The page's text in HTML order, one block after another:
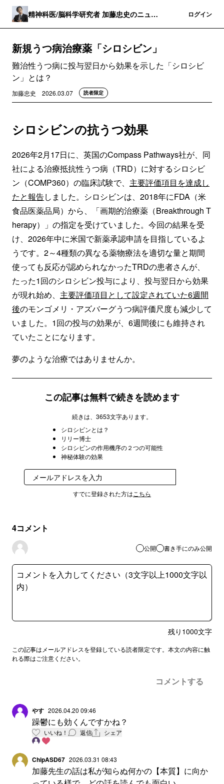
精神科医/脳科学研究者 加藤忠史のニュー
ログイン
新規うつ病治療薬「シロシビン」
難治性うつ病に投与翌日から効果を示した「シロシビ
ン」とは？
加藤忠史 2026.03.07 読者限定
シロシビンの抗うつ効果
2026年2月17日に、英国のCompass Pathways社が、同
社による治療抵抗性うつ病（TRD）に対するシロシビ
ン（COMP360）の臨床試験で、 主要評価項目を達成し
たと報告しました。シロシビンは、2018年にFDA（米
食品医薬品局）から、「画期的治療薬（Breakthrough T
herapy）」の指定を受けていました。今回の結果を受
け、2026年中に米国で新薬承認申請を目指しているよ
うです。2～4種類の異なる薬物療法を適切な量と期間
使っても反応が認められなかったTRDの患者さんが、
たった1回のシロシビン投与により、投与翌日から効果
が現れ始め、 主要評価項目として設定されていた6週間
後のモンゴメリ・アズバーグうつ病評価尺度も減少して
いました。1回の投与の効果が、6週間後にも維持され
ていたことになります。
夢のような治療ではありませんか。
この記事は無料で続きを読めます
続きは、3653文字あります。
シロシビンとは？
リリー博士
シロシビンの作用機序の２つの可能性
神秘体験の効果
すでに登録された方は こちら
4コメント
公開 書き手にのみ公開
残り 1000文字
この記事はメールアドレスを登録している読者限定です。本文の内容に触
れる際はご注意ください。
コメントする
やす 2026.04.20 09:46
躁鬱にも効くんですかね？
いいね！ 返信 シェア
ChipASD67 2026.03.31 08:43
加藤先生の話は私が知らぬ何かの【本質】に向か